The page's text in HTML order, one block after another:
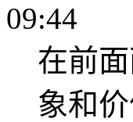
09:44
在前
象和